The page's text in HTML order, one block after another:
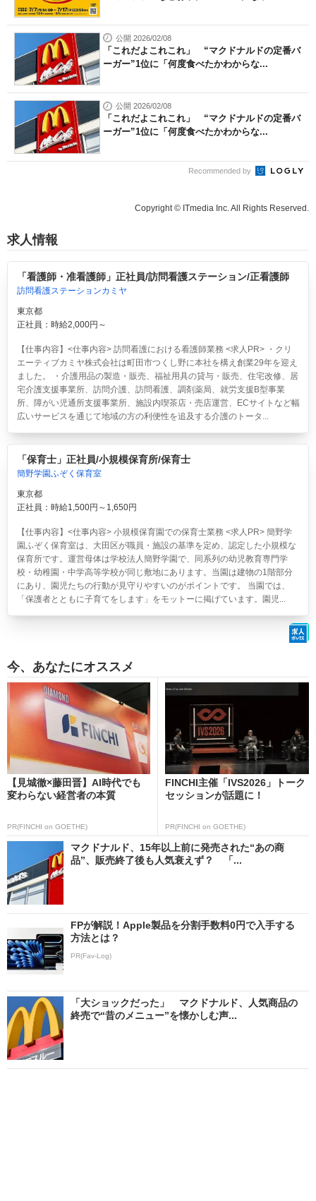
公開 2026/02/08
「これだよこれこれ」 “マクドナルドの定番バ
ーガー”1位に「何度食べたかわからな...
公開 2026/02/08
「これだよこれこれ」 “マクドナルドの定番バ
ーガー”1位に「何度食べたかわからな...
Recommended by
Copyright © ITmedia Inc. All Rights Reserved.
求人情報
「看護師・准看護師」正社員/訪問看護ステーション/正看護師
訪問看護ステーションカミヤ
東京都
正社員：時給2,000円～
【仕事内容】<仕事内容> 訪問看護における看護師業務 <求人PR> ・クリ
エーティブカミヤ株式会社は町田市つくし野に本社を構え創業29年を迎え
ました。 ・介護用品の製造・販売、福祉用具の貸与・販売、住宅改修、居
宅介護支援事業所、訪問介護、訪問看護、調剤薬局、就労支援B型事業
所、障がい児通所支援事業所、施設内喫茶店・売店運営、ECサイトなど幅
広いサービスを通じて地域の方の利便性を追及する介護のトータ...
「保育士」正社員/小規模保育所/保育士
簡野学園ふぞく保育室
東京都
正社員：時給1,500円～1,650円
【仕事内容】<仕事内容> 小規模保育園での保育士業務 <求人PR> 簡野学
園ふぞく保育室は、大田区が職員・施設の基準を定め、認定した小規模な
保育所です。運営母体は学校法人簡野学園で、同系列の幼児教育専門学
校・幼稚園・中学高等学校が同じ敷地にあります。当園は建物の1階部分
にあり、園児たちの行動が見守りやすいのがポイントです。 当園では、
「保護者とともに子育てをします」をモットーに掲げています。園児...
今、あなたにオススメ
【見城徹×藤田晋】AI時代でも
変わらない経営者の本質
PR(FINCHI on GOETHE)
FINCHI主催「IVS2026」トーク
セッションが話題に！
PR(FINCHI on GOETHE)
マクドナルド、15年以上前に発売された“あの商
品”、販売終了後も人気衰えず？ 「...
FPが解説！Apple製品を分割手数料0円で入手する
方法とは？
PR(Fav-Log)
「大ショックだった」 マクドナルド、人気商品の
終売で“昔のメニュー”を懐かしむ声...